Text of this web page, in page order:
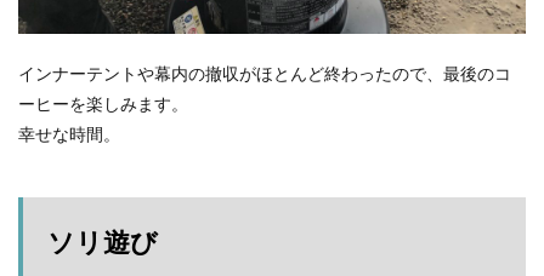
インナーテントや幕内の撤収がほとんど終わったので、最後のコ
ーヒーを楽しみます。
幸せな時間。
ソリ遊び